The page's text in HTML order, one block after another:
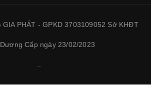
GIA PHÁT - GPKD 3703109052 Sở KHĐT
Cấp ngày 23/02/2023
..